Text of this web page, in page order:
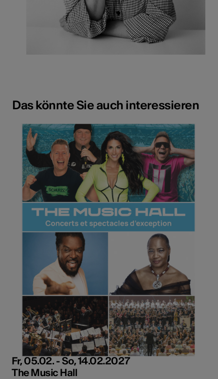
Das könnte Sie auch interessieren
Fr, 05.02. - So, 14.02.2027
The Music Hall